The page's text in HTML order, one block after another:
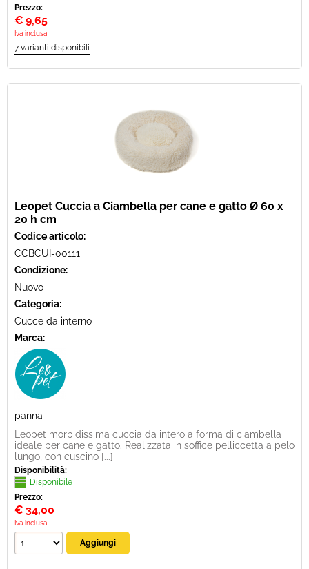
Prezzo:
€ 9,65
Iva inclusa
Leopet Cuccia a Ciambella per cane e gatto Ø 60 x
20 h cm
Codice articolo:
CCBCUI-00111
Condizione:
Nuovo
Categoria:
Cucce da interno
Marca:
panna
Leopet morbidissima cuccia da intero a forma di ciambella
ideale per cane e gatto. Realizzata in soffice pelliccetta a pelo
lungo, con cuscino [...]
Disponibilità:
Disponibile
Prezzo:
€ 34,00
Iva inclusa